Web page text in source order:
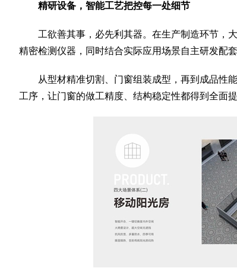
精研设备，智能工艺把控每一处细节
工欲善其事，必先利其器。在生产制造环节，
精密检测仪器，同时结合实际应用场景自主研发配套
从型材精准切割、门窗组装成型，再到成品性
工序，让门窗的做工精度、结构稳定性都得到全面